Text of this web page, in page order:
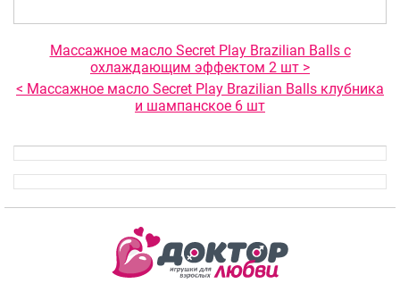
Массажное масло Secret Play Brazilian Balls с
охлаждающим эффектом 2 шт >
< Массажное масло Secret Play Brazilian Balls клубника
и шампанское 6 шт